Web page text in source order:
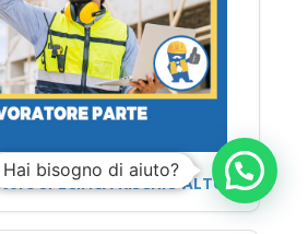
SPECIFICA RISCHIO ALTO
Hai bisogno di aiuto?